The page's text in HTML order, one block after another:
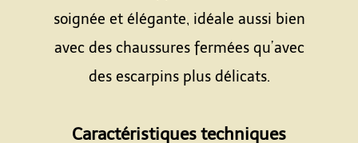
soignée et élégante, idéale aussi bien
avec des chaussures fermées qu’avec
des escarpins plus délicats.
Caractéristiques techniques